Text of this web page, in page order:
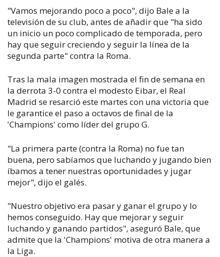
"Vamos mejorando poco a poco", dijo Bale a la
televisión de su club, antes de añadir que "ha sido
un inicio un poco complicado de temporada, pero
hay que seguir creciendo y seguir la línea de la
segunda parte" contra la Roma.
Tras la mala imagen mostrada el fin de semana en
la derrota 3-0 contra el modesto Eibar, el Real
Madrid se resarció este martes con una victoria que
le garantice el paso a octavos de final de la
'Champions' como líder del grupo G.
"La primera parte (contra la Roma) no fue tan
buena, pero sabíamos que luchando y jugando bien
íbamos a tener nuestras oportunidades y jugar
mejor", dijo el galés.
"Nuestro objetivo era pasar y ganar el grupo y lo
hemos conseguido. Hay que mejorar y seguir
luchando y ganando partidos", aseguró Bale, que
admite que la 'Champions' motiva de otra manera a
la Liga.